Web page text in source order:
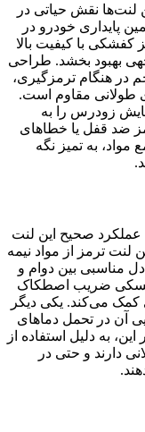
لنت‌ها نقش حیاتی در
پایداری خودرو در
کفشکی با کیفیت بالا
بهبود بخشد. طراحی
در هنگام ترمزگیری،
طولانی مقاوم است.
زودرس را به
ضد قفل یا خطاهای
به تمیز نگه
عملکرد صحیح این لنت
لنت ترمز از مواد نیمه
مناسبی بین دوام و
دیسکی ضریب اصطکاک
کمک می‌کند. یکی دیگر
آن در تحمل دماهای
به دلیل استفاده از
دارند و حتی در